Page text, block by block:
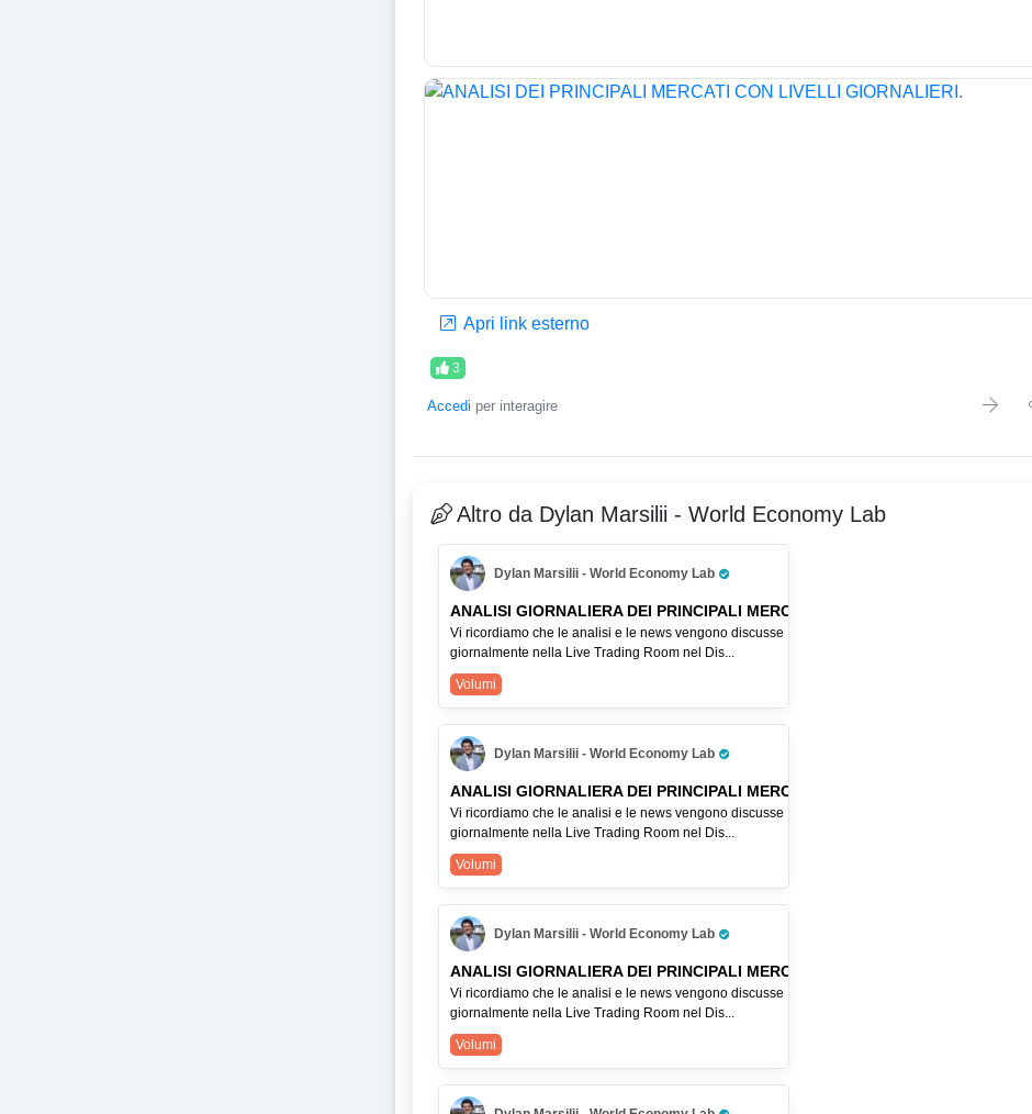
Apri link esterno
3
Accedi per interagire
Altro da Dylan Marsilii - World Economy Lab
Dylan Marsilii - World Economy Lab
Pro Trader
ANALISI GIORNALIERA DEI PRINCIPALI MERCATI
Vi ricordiamo che le analisi e le news vengono discusse
giornalmente nella Live Trading Room nel Dis...
Volumi
Dylan Marsilii - World Economy Lab
Pro Trader
ANALISI GIORNALIERA DEI PRINCIPALI MERCATI
Vi ricordiamo che le analisi e le news vengono discusse
giornalmente nella Live Trading Room nel Dis...
Volumi
Dylan Marsilii - World Economy Lab
Pro Trader
ANALISI GIORNALIERA DEI PRINCIPALI MERCATI
Vi ricordiamo che le analisi e le news vengono discusse
giornalmente nella Live Trading Room nel Dis...
Volumi